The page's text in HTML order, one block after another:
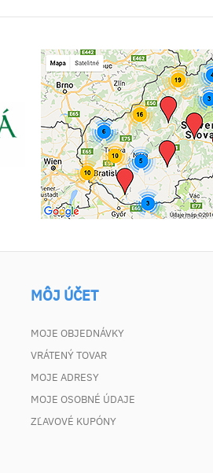
MÔJ ÚČET
MOJE OBJEDNÁVKY
VRÁTENÝ TOVAR
MOJE ADRESY
MOJE OSOBNÉ ÚDAJE
ZĽAVOVÉ KUPÓNY